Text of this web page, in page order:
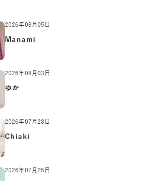
2026年08月05日
Manami
2026年08月03日
ゆか
2026年07月28日
Chiaki
2026年07月25日